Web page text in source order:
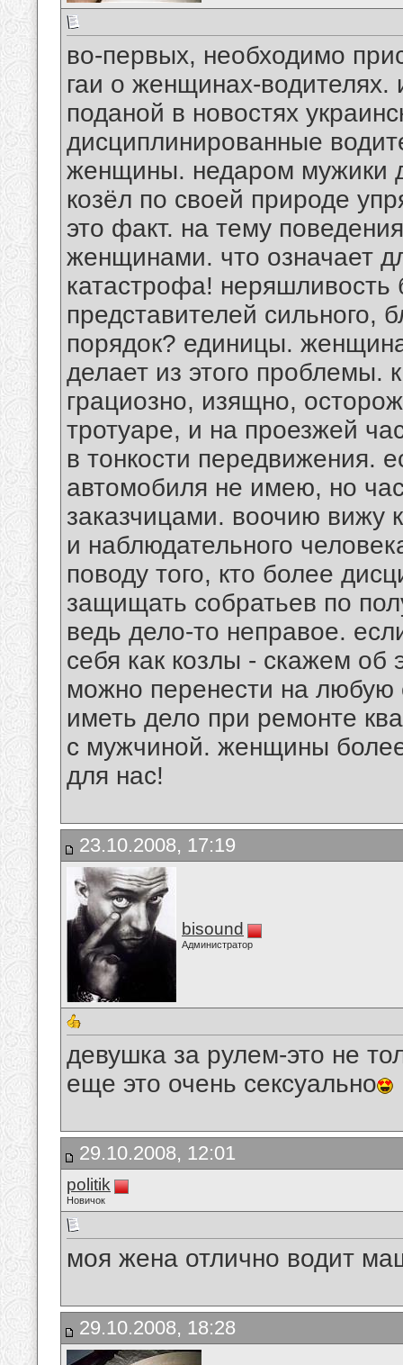
во-первых, необходимо
гаи о женщинах-
поданой в новостях
дисциплинированные
женщины. недаром мужики
козёл по своей природе
это факт. на тему
женщинами. что означает
катастрофа!
представителей сильного,
порядок? единицы.
делает из этого проблемы.
грациозно, изящно,
тротуаре, и на проезжей
в тонкости передвижения.
автомобиля не имею, но
заказчицами. воочию вижу
и наблюдательного
поводу того, кто более
защищать собратьев по
ведь дело-то неправое.
себя как козлы - скажем об
можно перенести на любую
иметь дело при ремонте
с мужчиной. женщины
для нас!
23.10.2008, 17:19
bisound
Администратор
девушка за рулем-это не
еще это очень сексуально
29.10.2008, 12:01
politik
Новичок
моя жена отлично водит
29.10.2008, 18:28